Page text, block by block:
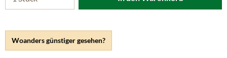
Woanders günstiger gesehen?